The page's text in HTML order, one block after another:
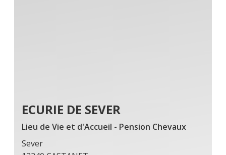
ECURIE DE SEVER
Lieu de Vie et d'Accueil - Pension Chevaux
Sever